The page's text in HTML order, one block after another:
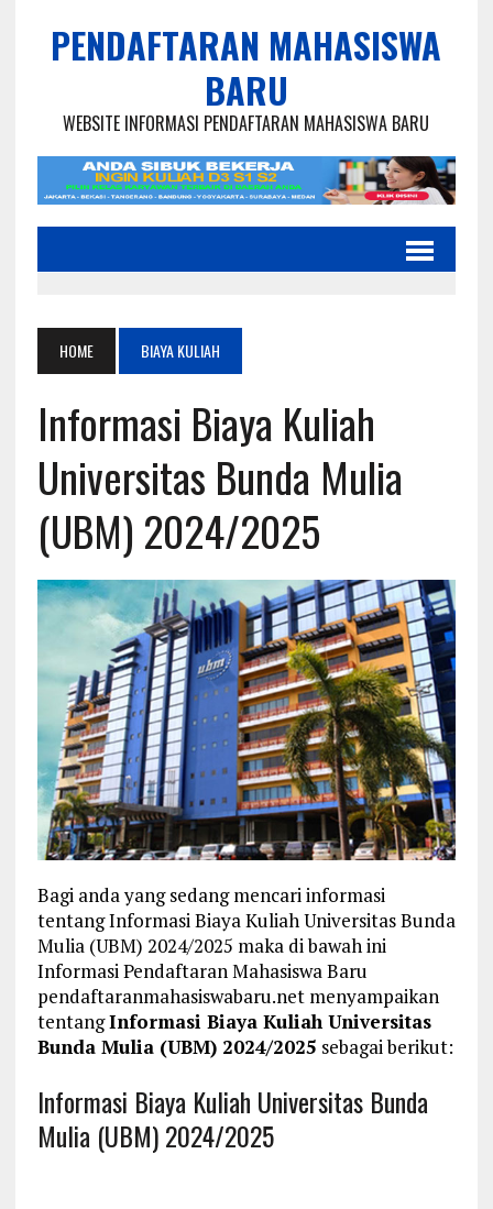
PENDAFTARAN MAHASISWA
BARU
WEBSITE INFORMASI PENDAFTARAN MAHASISWA BARU
HOME BIAYA KULIAH
Informasi Biaya Kuliah
Universitas Bunda Mulia
(UBM) 2024/2025
Bagi anda yang sedang mencari informasi
tentang Informasi Biaya Kuliah Universitas Bunda
Mulia (UBM) 2024/2025 maka di bawah ini
Informasi Pendaftaran Mahasiswa Baru
pendaftaranmahasiswabaru.net menyampaikan
tentangInformasi Biaya Kuliah Universitas
Bunda Mulia (UBM) 2024/2025 sebagai berikut:
Informasi Biaya Kuliah Universitas Bunda
Mulia (UBM) 2024/2025